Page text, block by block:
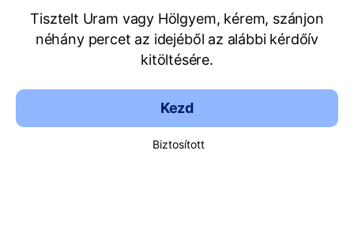
Tisztelt Uram vagy Hölgyem, kérem, szánjon
néhány percet az idejéből az alábbi kérdőív
kitöltésére.
Kezd
Biztosított